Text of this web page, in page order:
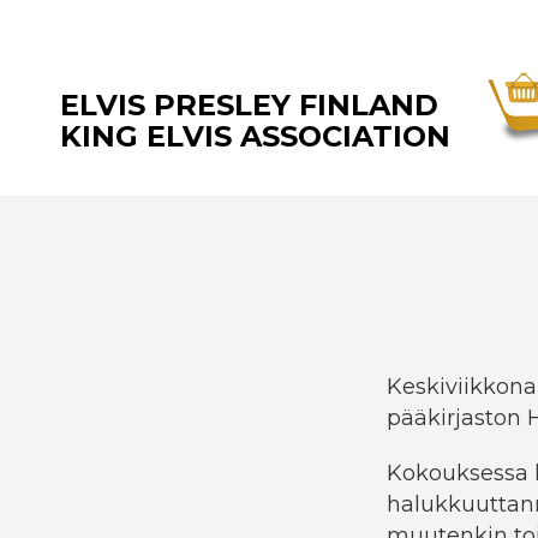
ELVIS PRESLEY FINLAND
KING ELVIS ASSOCIATION
pääkirjaston